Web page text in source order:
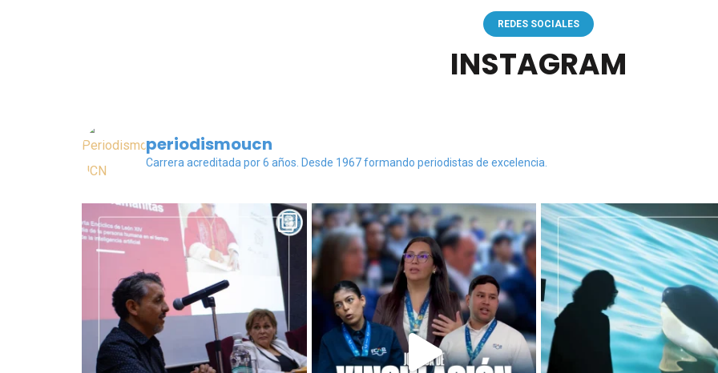
REDES SOCIALES
INSTAGRAM
periodismoucn
Carrera acreditada por 6 años. Desde 1967 formando periodistas de excelencia.